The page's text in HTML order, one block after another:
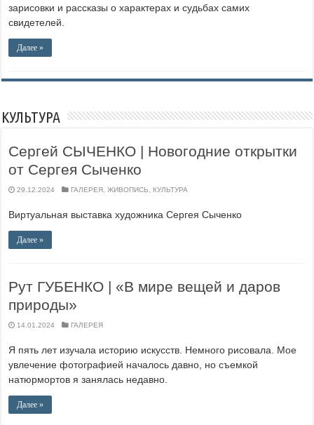
зарисовки и рассказы о характерах и судьбах самих
свидетелей.
Далее »
КУЛЬТУРА
Сергей СЫЧЕНКО | Новогодние открытки
от Сергея Сыченко
29.12.2024 ГАЛЕРЕЯ,ЖИВОПИСЬ, КУЛЬТУРА
Виртуальная выставка художника Сергея Сыченко
Далее »
Рут ГУБЕНКО | «В мире вещей и даров
природы»
14.01.2024 ГАЛЕРЕЯ
Я пять лет изучала историю искусств. Немного рисовала. Мое
увлечение фотографией началось давно, но съемкой
натюрмортов я занялась недавно.
Далее »